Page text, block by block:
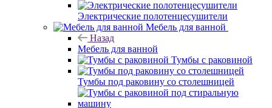
Электрические полотенцесушители
Мебель для ванной
Назад
Мебель для ванной
Тумбы с раковиной
Тумбы под раковину со столешницей